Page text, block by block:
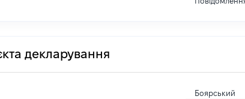
декларування
Боярський